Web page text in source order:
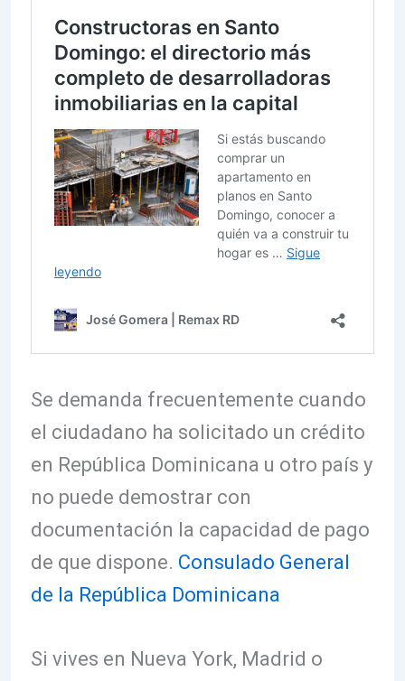
Se demanda frecuentemente cuando
el ciudadano ha solicitado un crédito
en República Dominicana u otro país y
no puede demostrar con
documentación la capacidad de pago
de que dispone. Consulado General
de la República Dominicana
Si vives en Nueva York, Madrid o